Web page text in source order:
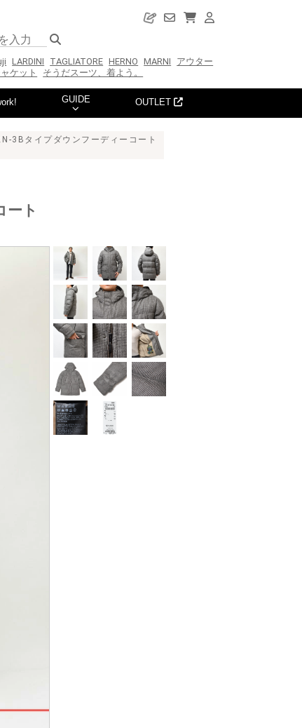
LARDINI TAGLIATORE HERNO MARNI
アウター
ケット
そうだスーツ、着よう。
GUIDE OUTLET
3Bタイプダウンフーディーコート